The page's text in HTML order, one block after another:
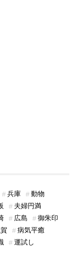
兵庫
動物
夫婦円満
広島
御朱印
病気平癒
運試し